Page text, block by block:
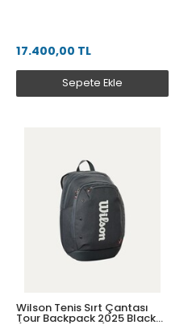
17.400,00 TL
Sepete Ekle
Wilson Tenis Sırt Çantası
Tour Backpack 2025 Black